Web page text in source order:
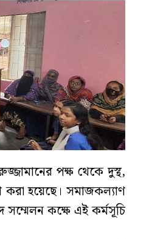
পক্ষ থেকে দুস্থ,
করা হয়েছে। সমাজকল্যাণ
সম্মেলন কক্ষে এই কর্মসূচি